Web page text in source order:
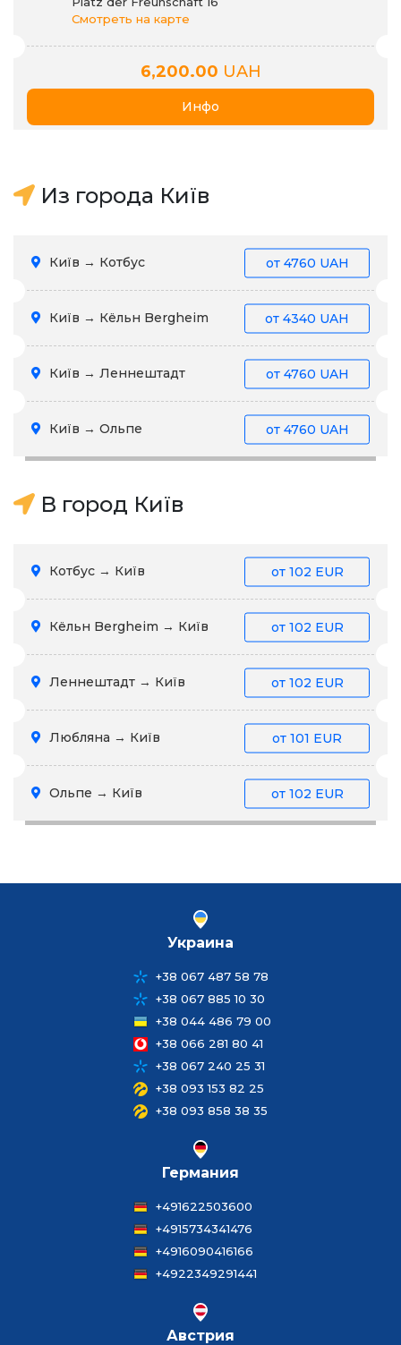
Смотреть на карте
6,200.00 UAH
Инфо
Из города Київ
Київ → Котбус от 4760 UAH
Київ → Кёльн Bergheim от 4340 UAH
Київ → Леннештадт от 4760 UAH
Київ → Ольпе от 4760 UAH
В город Київ
Котбус → Київ от 102 EUR
Кёльн Bergheim → Київ от 102 EUR
Леннештадт → Київ от 102 EUR
Любляна → Київ от 101 EUR
Ольпе → Київ от 102 EUR
Украина
+38 067 487 58 78
+38 067 885 10 30
+38 044 486 79 00
+38 066 281 80 41
+38 067 240 25 31
+38 093 153 82 25
+38 093 858 38 35
Германия
+491622503600
+4915734341476
+4916090416166
+4922349291441
Австрия